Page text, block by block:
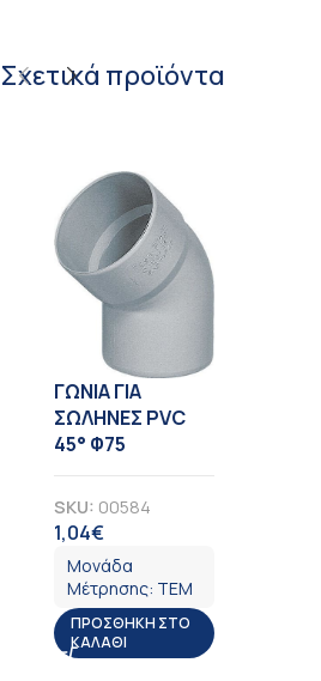
Σχετικά προϊόντα
ΓΩΝΙΑ ΓΙΑ
ΣΩΛΗΝΕΣ PVC
45° Φ75
SKU: 00584
1,04€
Μονάδα
Μέτρησης: ΤΕΜ
ΠΡΟΣΘΉΚΗ ΣΤΟ
ΚΑΛΆΘΙ